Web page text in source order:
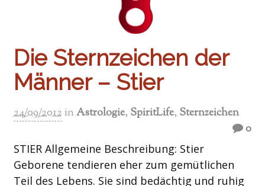
Die Sternzeichen der
Männer – Stier
24/09/2012 inAstrologie, SpiritLife, Sternzeichen
0
STIER Allgemeine Beschreibung: Stier
Geborene tendieren eher zum gemütlichen
Teil des Lebens. Sie sind bedächtig und ruhig